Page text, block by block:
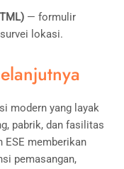
— formulir
lokasi.
modern yang layak
pabrik, dan fasilitas
ESE memberikan
pemasangan,